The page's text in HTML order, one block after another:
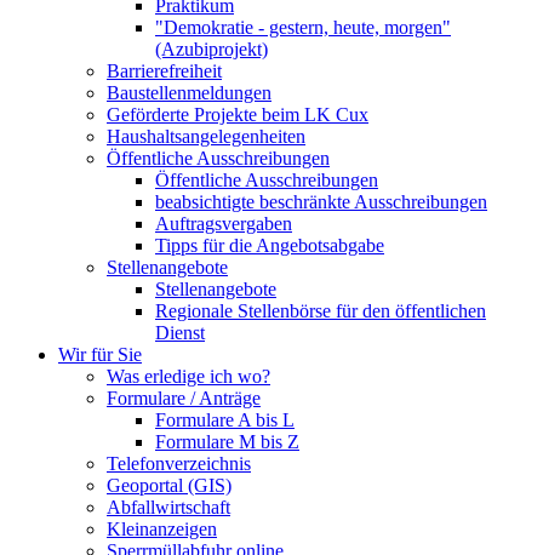
Praktikum
"Demokratie - gestern, heute, morgen"
(Azubiprojekt)
Barrierefreiheit
Baustellenmeldungen
Geförderte Projekte beim LK Cux
Haushaltsangelegenheiten
Öffentliche Ausschreibungen
Öffentliche Ausschreibungen
beabsichtigte beschränkte Ausschreibungen
Auftragsvergaben
Tipps für die Angebotsabgabe
Stellenangebote
Stellenangebote
Regionale Stellenbörse für den öffentlichen
Dienst
Wir für Sie
Was erledige ich wo?
Formulare / Anträge
Formulare A bis L
Formulare M bis Z
Telefonverzeichnis
Geoportal (GIS)
Abfallwirtschaft
Kleinanzeigen
Sperrmüllabfuhr online